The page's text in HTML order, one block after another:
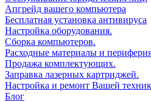
Апгрейд вашего компьютера
Бесплатная установка антивируса
Настройка оборудования.
Сборка компьютеров.
Расходные материалы и
Продажа комплектующих.
Заправка лазерных картриджей.
Настройка и ремонт Вашей
Блог